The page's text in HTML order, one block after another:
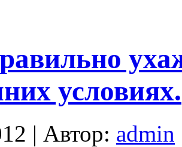
условиях.
| Автор: admin